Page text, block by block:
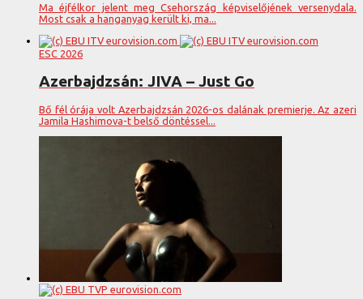
Ma éjfélkor jelent meg Csehország képviselőjének versenydala.
Most csak a hanganyag került ki, ma...
ESC 2026
Azerbajdzsán: JIVA – Just Go
Bő fél órája volt Azerbajdzsán 2026-os dalának premierje. Az azeri
Jamila Hashimova-t belső döntéssel...